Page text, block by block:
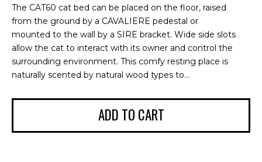
The CAT60 cat bed can be placed on the floor, raised
from the ground by a CAVALIERE pedestal or
mounted to the wall by a SIRE bracket. Wide side slots
allow the cat to interact with its owner and control the
surrounding environment. This comfy resting place is
naturally scented by natural wood types to...
ADD TO CART